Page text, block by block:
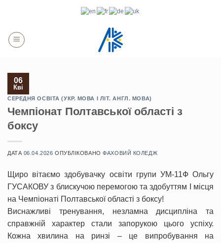
content
06
Кві
СЕРЕДНЯ ОСВІТА (УКР. МОВА І ЛІТ. АНГЛ. МОВА)
Чемпіонат Полтавської області з
боксу
ДАТА 06.04.2026 ОПУБЛІКОВАНОФАХОВИЙ КОЛЕДЖ
Щиро вітаємо здобувачку освіти групи УМ-11Ф Ольгу
ГУСАКОВУ з блискучою перемогою та здобуттям І місця
на Чемпіонаті Полтавської області з боксу!
Виснажливі тренування, незламна дисципліна та
справжній характер стали запорукою цього успіху.
Кожна хвилина на ринзі – це випробування на